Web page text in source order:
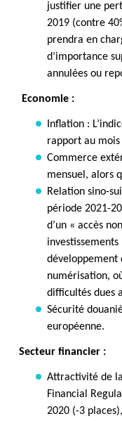
justifier une
2019 (contre
prendra en
d’importance
annulées ou
Economie :
Inflation :
rapport au
Commerce
mensuel, alors
Relation sino-
période 2021-
d’un « accès
développement
numérisation,
difficultés dues
Sécurité
européenne.
Secteur financier :
Attractivité de la
Financial
2020 (-3